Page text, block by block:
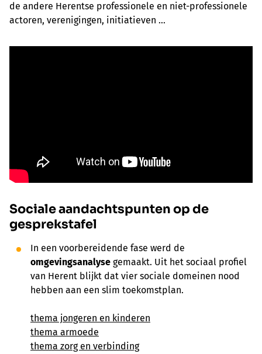
de andere Herentse professionele en niet-professionele
actoren, verenigingen, initiatieven ...
Sociale aandachtspunten op de
gesprekstafel
In een voorbereidende fase werd de
omgevingsanalyse gemaakt. Uit het sociaal profiel
van Herent blijkt dat vier sociale domeinen nood
hebben aan een slim toekomstplan.
thema jongeren en kinderen
thema armoede
thema zorg en verbinding